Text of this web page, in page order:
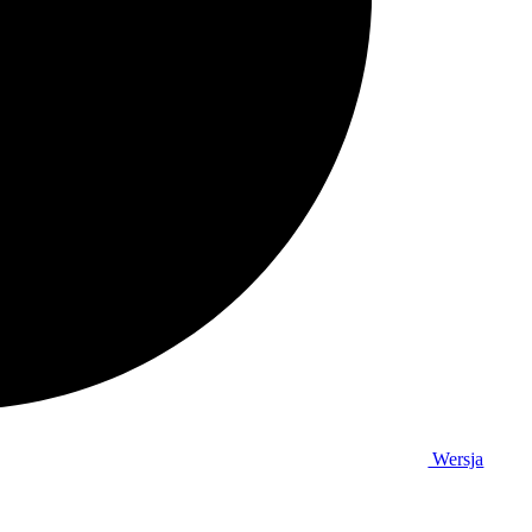
Wersja